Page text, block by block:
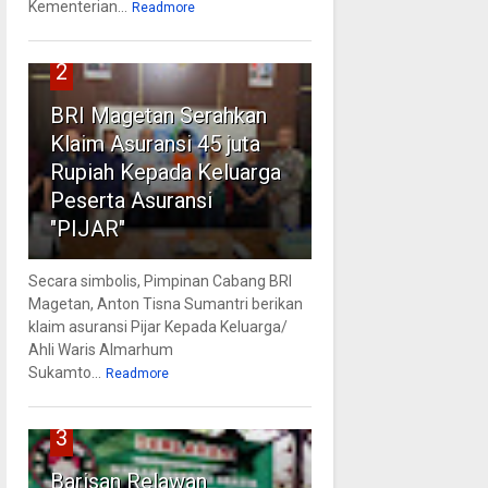
Kementerian...
Readmore
2
BRI Magetan Serahkan
Klaim Asuransi 45 juta
Rupiah Kepada Keluarga
Peserta Asuransi
"PIJAR"
Secara simbolis, Pimpinan Cabang BRI
Magetan, Anton Tisna Sumantri berikan
klaim asuransi Pijar Kepada Keluarga/
Ahli Waris Almarhum
Sukamto...
Readmore
3
Barisan Relawan